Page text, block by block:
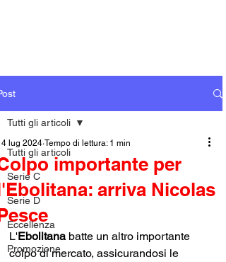
Tutti gli articoli
Serie C
Serie D
Eccellenza
Promozione
Tutti gli articoli
importante per
arriva Nicolas
lug 2024 Tempo di lettura: 1 min
L'Ebolitana batte un altro importante
colpo di mercato, assicurandosi le